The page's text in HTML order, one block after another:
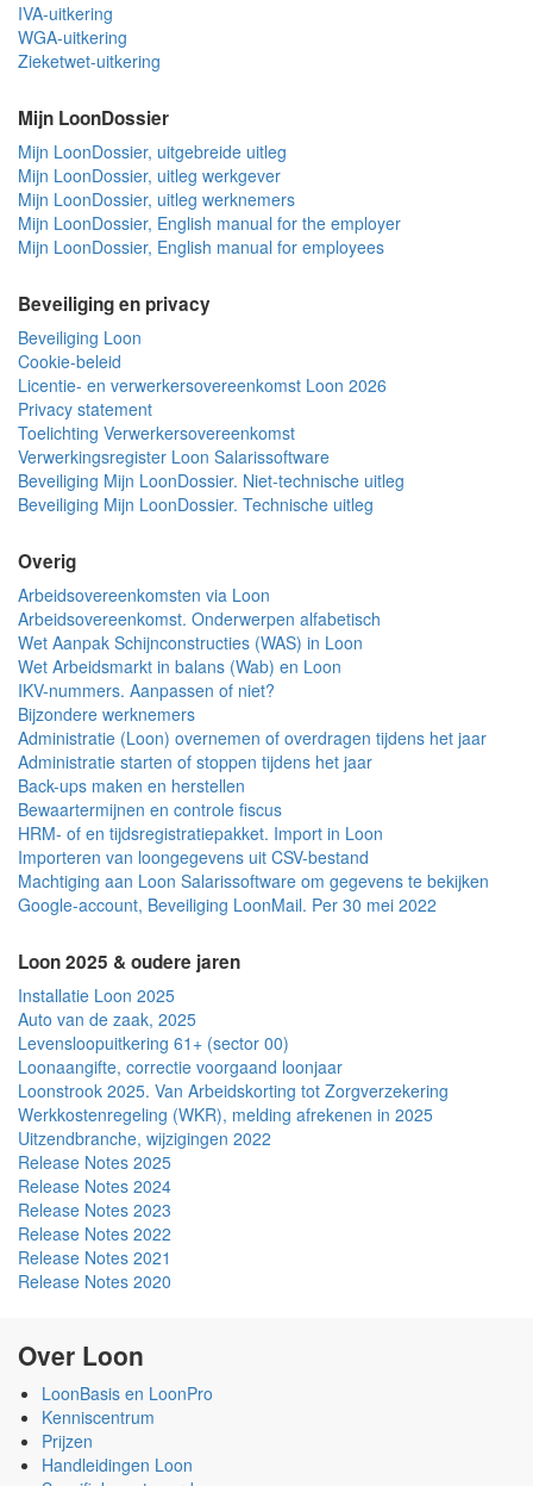
IVA-uitkering
WGA-uitkering
Zieketwet-uitkering
Mijn LoonDossier
Mijn LoonDossier, uitgebreide uitleg
Mijn LoonDossier, uitleg werkgever
Mijn LoonDossier, uitleg werknemers
Mijn LoonDossier, English manual for the employer
Mijn LoonDossier, English manual for employees
Beveiliging en privacy
Beveiliging Loon
Cookie-beleid
Licentie- en verwerkersovereenkomst Loon 2026
Privacy statement
Toelichting Verwerkersovereenkomst
Verwerkingsregister Loon Salarissoftware
Beveiliging Mijn LoonDossier. Niet-technische uitleg
Beveiliging Mijn LoonDossier. Technische uitleg
Overig
Arbeidsovereenkomsten via Loon
Arbeidsovereenkomst. Onderwerpen alfabetisch
Wet Aanpak Schijnconstructies (WAS) in Loon
Wet Arbeidsmarkt in balans (Wab) en Loon
IKV-nummers. Aanpassen of niet?
Bijzondere werknemers
Administratie (Loon) overnemen of overdragen tijdens het jaar
Administratie starten of stoppen tijdens het jaar
Back-ups maken en herstellen
Bewaartermijnen en controle fiscus
HRM- of en tijdsregistratiepakket. Import in Loon
Importeren van loongegevens uit CSV-bestand
Machtiging aan Loon Salarissoftware om gegevens te bekijken
Google-account, Beveiliging LoonMail. Per 30 mei 2022
Loon 2025 & oudere jaren
Installatie Loon 2025
Auto van de zaak, 2025
Levensloopuitkering 61+ (sector 00)
Loonaangifte, correctie voorgaand loonjaar
Loonstrook 2025. Van Arbeidskorting tot Zorgverzekering
Werkkostenregeling (WKR), melding afrekenen in 2025
Uitzendbranche, wijzigingen 2022
Release Notes 2025
Release Notes 2024
Release Notes 2023
Release Notes 2022
Release Notes 2021
Release Notes 2020
Over Loon
LoonBasis en LoonPro
Kenniscentrum
Prijzen
Handleidingen Loon